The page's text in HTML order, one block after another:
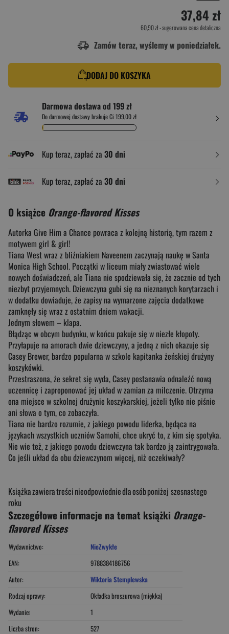
37,84 zł
60,90 zł- sugerowana cena detaliczna
Zamów teraz, wyślemy w poniedziałek.
DODAJ DO KOSZYKA
Darmowa dostawa od 199 zł
Do darmowej dostawy brakuje Ci 199,00 zł
Kup teraz, zapłać za 30 dni
Kup teraz, zapłać za 30 dni
O książce Orange-flavored Kisses
Autorka Give Him a Chance powraca z kolejną historią, tym razem z
motywem girl & girl!
Tiana West wraz z bliźniakiem Naveenem zaczynają naukę w Santa
Monica High School. Początki w liceum miały zwiastować wiele
nowych doświadczeń, ale Tiana nie spodziewała się, że zacznie od tych
niezbyt przyjemnych. Dziewczyna gubi się na nieznanych korytarzach i
w dodatku dowiaduje, że zapisy na wymarzone zajęcia dodatkowe
zamknęły się wraz z ostatnim dniem wakacji.
Jednym słowem – klapa.
Błądząc w obcym budynku, w końcu pakuje się w niezłe kłopoty.
Przyłapuje na amorach dwie dziewczyny, a jedną z nich okazuje się
Casey Brewer, bardzo popularna w szkole kapitanka żeńskiej drużyny
koszykówki.
Przestraszona, że sekret się wyda, Casey postanawia odnaleźć nową
uczennicę i zaproponować jej układ w zamian za milczenie. Otrzyma
ona miejsce w szkolnej drużynie koszykarskiej, jeżeli tylko nie piśnie
ani słowa o tym, co zobaczyła.
Tiana nie bardzo rozumie, z jakiego powodu liderka, będąca na
językach wszystkich uczniów Samohi, chce ukryć to, z kim się spotyka.
Nie wie też, z jakiego powodu dziewczyna tak bardzo ją zaintrygowała.
Co jeśli układ da obu dziewczynom więcej, niż oczekiwały?
Książka zawiera treści nieodpowiednie dla osób poniżej szesnastego
roku
Szczegółowe informacje na temat książki Orange-
flavored Kisses
Wydawnictwo:
NieZwykłe
EAN:
9788384186756
Autor:
Wiktoria Stemplewska
Rodzaj oprawy:
Okładka broszurowa (miękka)
Wydanie:
1
Liczba stron:
527